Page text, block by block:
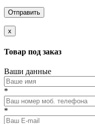
x
Товар под заказ
Ваши данные
*
*